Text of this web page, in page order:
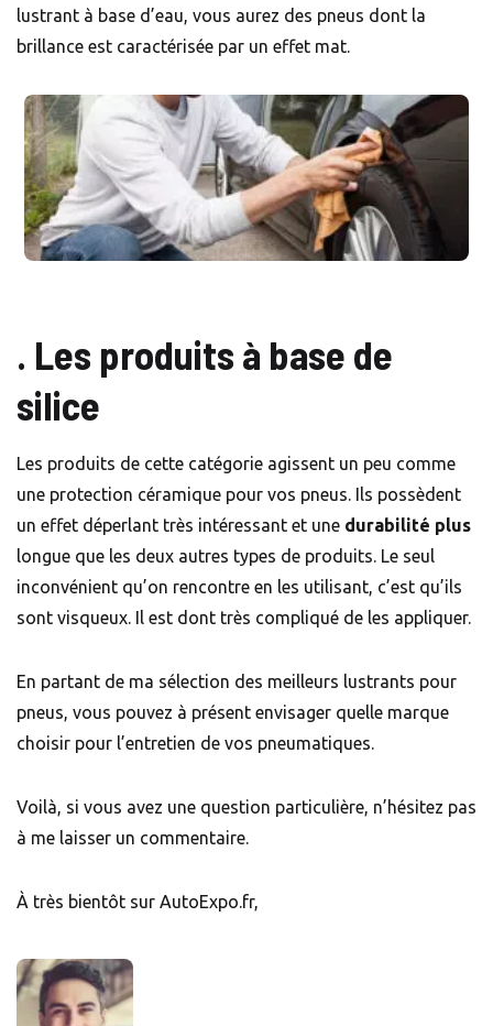
lustrant à base d’eau, vous aurez des pneus dont la
brillance est caractérisée par un effet mat.
. Les produits à base de
silice
Les produits de cette catégorie agissent un peu comme
une protection céramique pour vos pneus. Ils possèdent
un effet déperlant très intéressant et une durabilité plus
longue que les deux autres types de produits. Le seul
inconvénient qu’on rencontre en les utilisant, c’est qu’ils
sont visqueux. Il est dont très compliqué de les appliquer.
En partant de ma sélection des meilleurs lustrants pour
pneus, vous pouvez à présent envisager quelle marque
choisir pour l’entretien de vos pneumatiques.
Voilà, si vous avez une question particulière, n’hésitez pas
à me laisser un commentaire.
À très bientôt sur AutoExpo.fr,